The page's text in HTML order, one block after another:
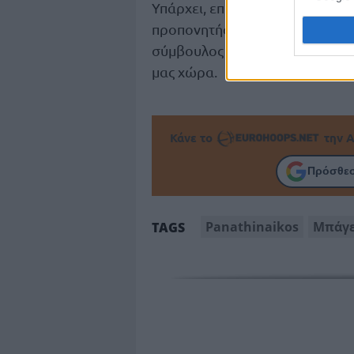
Υπάρχει, επίσης, η πληροφορία
προπονητής της
– θα
σύμβουλος ή από άλλη θέση,
μας χώρα.
Κάνε το την
TAGS Panathinaikos